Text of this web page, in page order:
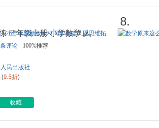
三年级上册 小学数学 人
新版教材...
评论 100%推荐
民出版社
(9.5折)
收藏
8.